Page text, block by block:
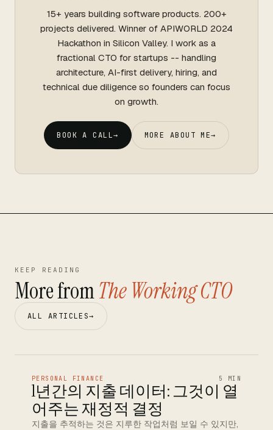
15+ years building software products. 200+
projects delivered. Winner of APIWORLD 2024
Hackathon in Silicon Valley. I work as a
fractional CTO for startups -- handling
architecture, AI-first delivery, hiring, and
technical due diligence so founders can focus
on growth.
BOOK A CALL→ MORE ABOUT ME→
KEEP READING
More fromThe Working CTO
ALL ARTICLES→
PERSONAL FINANCE 5 MIN
1년간의 지출 데이터: 그것이 열
어주는 재정적 결정
지출을 추적하는 것은 지루한 작업처럼 보일 수 있지만,